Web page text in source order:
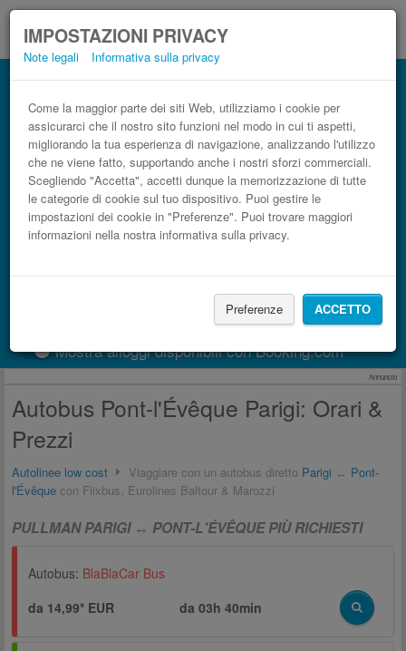
IMPOSTAZIONI PRIVACY
Note legali Informativa sulla privacy
Come la maggior parte dei siti Web, utilizziamo i cookie per
assicurarci che il nostro sito funzioni nel modo in cui ti aspetti,
migliorando la tua esperienza di navigazione, analizzando l'utilizzo
che ne viene fatto, supportando anche i nostri sforzi commerciali.
Scegliendo "Accetta", accetti dunque la memorizzazione di tutte
le categorie di cookie sul tuo dispositivo. Puoi gestire le
impostazioni dei cookie in "Preferenze". Puoi trovare maggiori
informazioni nella nostra informativa sulla privacy.
Preferenze ACCETTO
Autobus Parigi Pont-l'Évêque low cost
Prenota il biglietto del pullman più economico
Mostra alloggi disponibili con Booking.com
Annuncio
Autobus Pont-l'Évêque Parigi: Orari &
Prezzi
Autolinee low cost Viaggiare con un autobus diretto Parigi ↔ Pont-
l'Évêque con Flixbus, Eurolines Baltour & Marozzi
PULLMAN PARIGI ↔ PONT-L'ÉVÊQUE PIÙ RICHIESTI
Autobus: BlaBlaCar Bus
da 14,99* EUR
da03h 40min